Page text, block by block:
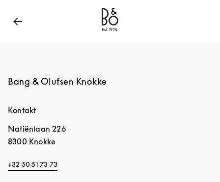
Bang & Olufsen - Exist to Create
Bang & Olufsen Knokke
Kontakt
Natiënlaan 226
8300 Knokke
+32 50 51 73 73